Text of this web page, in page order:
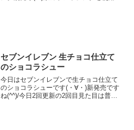
セブンイレブン 生チョコ仕立て
のショコラシュー
今日はセブンイレブンで生チョコ仕立て
のショコラシューです(・∀・)新発売です
ね(^^)/今日2回更新の2回目見た目は普通